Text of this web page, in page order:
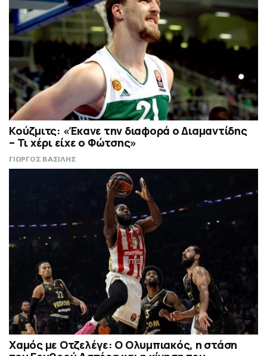
Κούζμιτς: «Έκανε την διαφορά ο Διαμαντίδης
– Τι χέρι είχε ο Φώτσης»
ΓΙΩΡΓΟΣ ΒΑΣΙΛΗΣ
Χαμός με Οτζελέγε: Ο Ολυμπιακός, η στάση